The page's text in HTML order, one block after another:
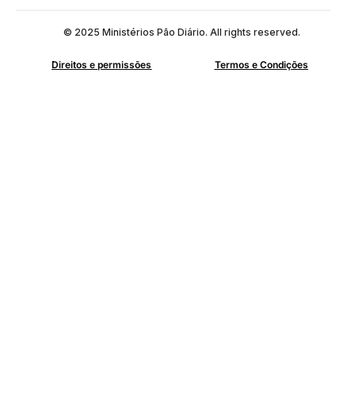
© 2025 Ministérios Pão Diário. All rights reserved.
Direitos e permissões Termos e Condições